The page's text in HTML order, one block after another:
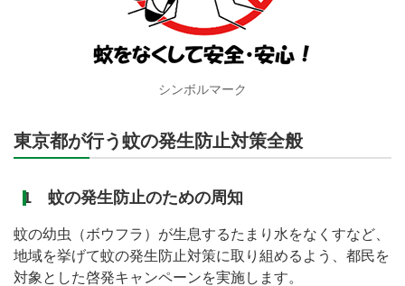
シンボルマーク
東京都が行う蚊の発生防止対策全般
1 蚊の発生防止のための周知
蚊の幼虫（ボウフラ）が生息するたまり水をなくすなど、
地域を挙げて蚊の発生防止対策に取り組めるよう、都民を
対象とした啓発キャンペーンを実施します。